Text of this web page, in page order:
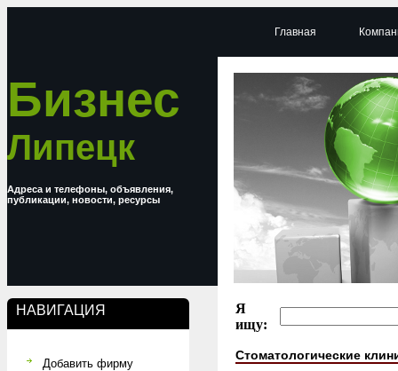
Бизнес
Липецк
Адреса и телефоны, объявления,
публикации, новости, ресурсы
НАВИГАЦИЯ
Добавить фирму
Главная
Я
ищу:
Стоматологические